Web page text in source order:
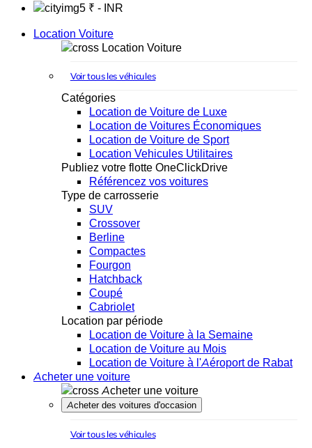
₹ - INR
Location Voiture
Location Voiture
Voir tous les véhicules
Catégories
Location de Voiture de Luxe
Location de Voitures Économiques
Location de Voiture de Sport
Location Vehicules Utilitaires
Publiez votre flotte OneClickDrive
Référencez vos voitures
Type de carrosserie
SUV
Crossover
Berline
Compactes
Fourgon
Hatchback
Coupé
Cabriolet
Location par période
Location de Voiture à la Semaine
Location de Voiture au Mois
Location de Voiture à l'Aéroport de Rabat
Acheter une voiture
Acheter une voiture
Acheter des voitures d'occasion
Voir tous les véhicules